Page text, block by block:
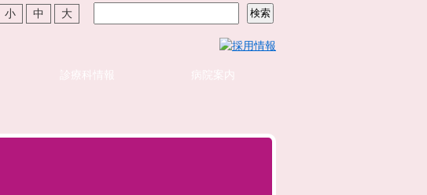
小 中 大
診療科情報 病院案内